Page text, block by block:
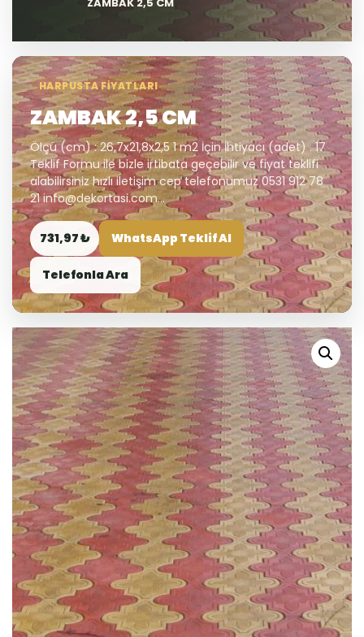
HARPUSTA FIYATLARI
ZAMBAK 2,5 CM
Ölçü (cm) : 26,7x21,8x2,5 1 m2 İçin İhtiyacı (adet) : 17
Teklif Formu ile bizle irtibata geçebilir ve fiyat teklifi
alabilirsiniz hızlı iletişim cep telefonumuz 0531 912 78
21 info@dekortasi.com...
731,97 ₺ WhatsApp Teklif Al
Telefonla Ara